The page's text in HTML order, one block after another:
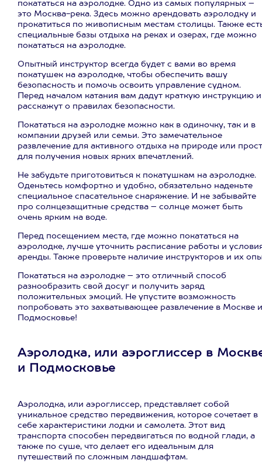
покататься на аэролодке. Одно из самых популярных –
это Москва-река. Здесь можно арендовать аэролодку и
прокатиться по живописным местам столицы. Также
специальные базы отдыха на реках и озерах, где можно
покататься на аэролодке.
Опытный инструктор всегда будет с вами во время
покатушек на аэролодке, чтобы обеспечить вашу
безопасность и помочь освоить управление судном.
Перед началом катания вам дадут краткую инструкцию и
расскажут о правилах безопасности.
Покататься на аэролодке можно как в одиночку, так и в
компании друзей или семьи. Это замечательное
развлечение для активного отдыха на природе или
для получения новых ярких впечатлений.
Не забудьте приготовиться к покатушкам на аэролодке.
Оденьтесь комфортно и удобно, обязательно наденьте
специальное спасательное снаряжение. И не забывайте
про солнцезащитные средства – солнце может быть
очень ярким на воде.
Перед посещением места, где можно покататься на
аэролодке, лучше уточнить расписание работы и
аренды. Также проверьте наличие инструкторов и их
Покататься на аэролодке – это отличный способ
разнообразить свой досуг и получить заряд
положительных эмоций. Не упустите возможность
попробовать это захватывающее развлечение в Москве и
Подмосковье!
Аэролодка, или аэроглиссер в
и Подмосковье
Аэролодка, или аэроглиссер, представляет собой
уникальное средство передвижения, которое сочетает в
себе характеристики лодки и самолета. Этот вид
транспорта способен передвигаться по водной глади, а
также по суше, что делает его идеальным для
путешествий по сложным ландшафтам.